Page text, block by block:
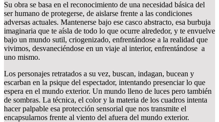
Su obra se basa en el reconocimiento de una necesidad básica del
ser humano de protegerse, de aislarse frente a las condiciones
adversas actuales. Mantenerse bajo ese casco abstracto, esa burbuja
imaginaria que te aísla de todo lo que ocurre alrededor, y te envuelve
bajo un mundo sutil, criogenizado, enfrentándose a la realidad que
vivimos, desvaneciéndose en un viaje al interior, enfrentándose a
uno mismo.
Los personajes retratados a su vez, buscan, indagan, bucean y
escarban en la psique del espectador, intentando presenciar lo que
espera en el mundo exterior. Un mundo lleno de luces pero también
de sombras. La técnica, el color y la materia de los cuadros intenta
hacer palpable esa protección sensorial que nos transmite el
encapsularnos frente al viento del afuera del mundo exterior.